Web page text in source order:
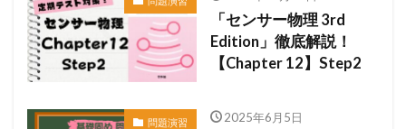
「センサー物理 3rd
Edition」徹底解説！
【Chapter 12】Step2
問題演習 2025年6月5日